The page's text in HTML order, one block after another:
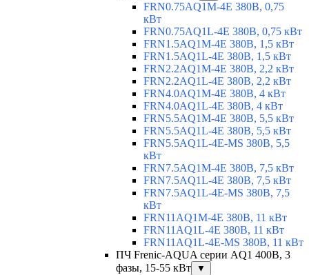
FRN0.75AQ1M-4E 380В, 0,75
кВт
FRN0.75AQ1L-4E 380В, 0,75 кВт
FRN1.5AQ1M-4E 380В, 1,5 кВт
FRN1.5AQ1L-4E 380В, 1,5 кВт
FRN2.2AQ1M-4E 380В, 2,2 кВт
FRN2.2AQ1L-4E 380В, 2,2 кВт
FRN4.0AQ1M-4E 380В, 4 кВт
FRN4.0AQ1L-4E 380В, 4 кВт
FRN5.5AQ1M-4E 380В, 5,5 кВт
FRN5.5AQ1L-4E 380В, 5,5 кВт
FRN5.5AQ1L-4E-MS 380В, 5,5
кВт
FRN7.5AQ1M-4E 380В, 7,5 кВт
FRN7.5AQ1L-4E 380В, 7,5 кВт
FRN7.5AQ1L-4E-MS 380В, 7,5
кВт
FRN11AQ1M-4E 380В, 11 кВт
FRN11AQ1L-4E 380В, 11 кВт
FRN11AQ1L-4E-MS 380В, 11 кВт
ПЧ Frenic-AQUA серии AQ1 400В, 3
фазы, 15-55 кВт
▼